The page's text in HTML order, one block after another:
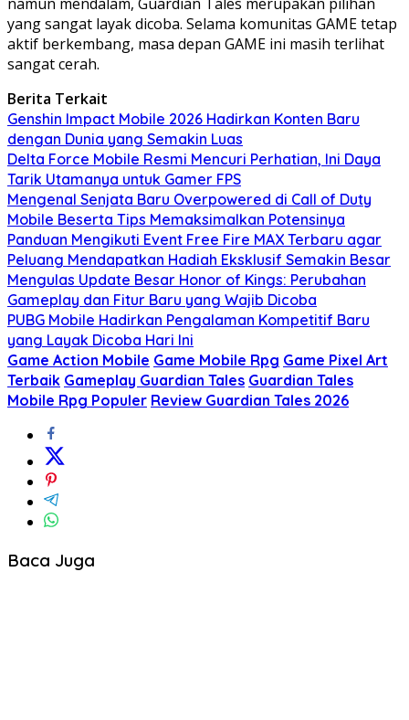
yang sangat layak dicoba. Selama komunitas GAME tetap
aktif berkembang, masa depan GAME ini masih terlihat
sangat cerah.
Berita Terkait
Genshin Impact Mobile 2026 Hadirkan Konten Baru
dengan Dunia yang Semakin Luas
Delta Force Mobile Resmi Mencuri Perhatian, Ini Daya
Tarik Utamanya untuk Gamer FPS
Mengenal Senjata Baru Overpowered di Call of Duty
Mobile Beserta Tips Memaksimalkan Potensinya
Panduan Mengikuti Event Free Fire MAX Terbaru agar
Peluang Mendapatkan Hadiah Eksklusif Semakin Besar
Mengulas Update Besar Honor of Kings: Perubahan
Gameplay dan Fitur Baru yang Wajib Dicoba
PUBG Mobile Hadirkan Pengalaman Kompetitif Baru
yang Layak Dicoba Hari Ini
Game Action Mobile Game Mobile Rpg Game Pixel Art
Terbaik Gameplay Guardian Tales Guardian Tales
Mobile Rpg Populer Review Guardian Tales 2026
Baca Juga